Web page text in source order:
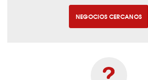
NEGOCIOS CERCANOS